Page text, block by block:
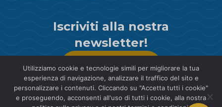
Iscriviti alla nostra
newsletter!
SOTTOSCRIVI
Utilizziamo cookie e tecnologie simili per migliorare la tua
esperienza di navigazione, analizzare il traffico del sito e
personalizzare i contenuti. Cliccando su "Accetta tutti i cookie"
e proseguendo, acconsenti all'uso di tutti i cookie, alla nostra